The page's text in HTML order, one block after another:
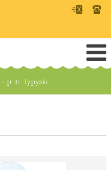
> gr. III - Tygryski ...